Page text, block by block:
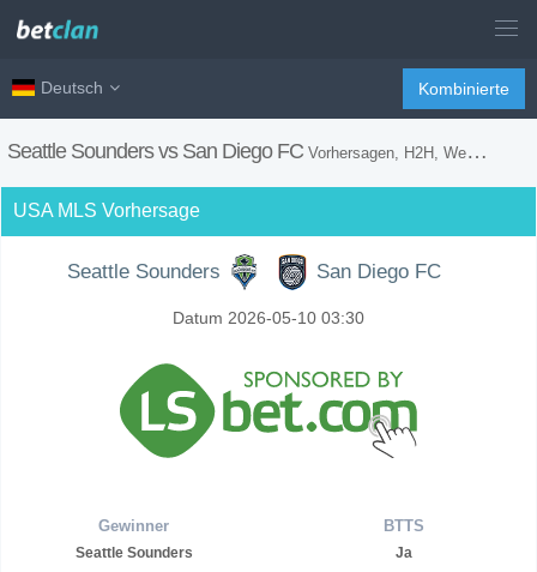
Deutsch Kombinierte
Seattle Sounders vs San Diego FC Vorhersagen, H2H, Wetten Tipps und Spiel Vorschau
USA MLS Vorhersage
Seattle Sounders San Diego FC
Datum 2026-05-10 03:30
Gewinner
Seattle Sounders
BTTS
Ja